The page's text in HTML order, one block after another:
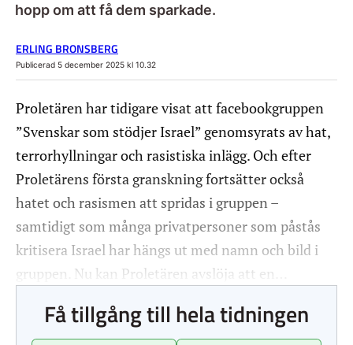
hopp om att få dem sparkade.
ERLING BRONSBERG
Publicerad 5 december 2025 kl 10.32
Proletären har tidigare visat att facebookgruppen
”Svenskar som stödjer Israel” genomsyrats av hat,
terrorhyllningar och rasistiska inlägg. Och efter
Proletärens första granskning fortsätter också
hatet och rasismen att spridas i gruppen –
samtidigt som många privatpersoner som påstås
kritisera Israel har hängs ut med namn och bild i
gruppen. Nu kan Proletären avslöja att en…
Få tillgång till hela tidningen